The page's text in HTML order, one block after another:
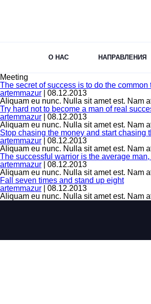
О НАС НАПРАВЛЕНИЯ
Meeting
The secret of success is to do the common
artemmazur
08.12.2013
Aliquam eu nunc. Nulla sit amet est. Nam
Try hard not to become a man of real
artemmazur
08.12.2013
Aliquam eu nunc. Nulla sit amet est. Nam
Stop chasing the money and start chasing
artemmazur
08.12.2013
Aliquam eu nunc. Nulla sit amet est. Nam
The successful warrior is the average
artemmazur
08.12.2013
Aliquam eu nunc. Nulla sit amet est. Nam
Fall seven times and stand up eight
artemmazur
08.12.2013
Aliquam eu nunc. Nulla sit amet est. Nam